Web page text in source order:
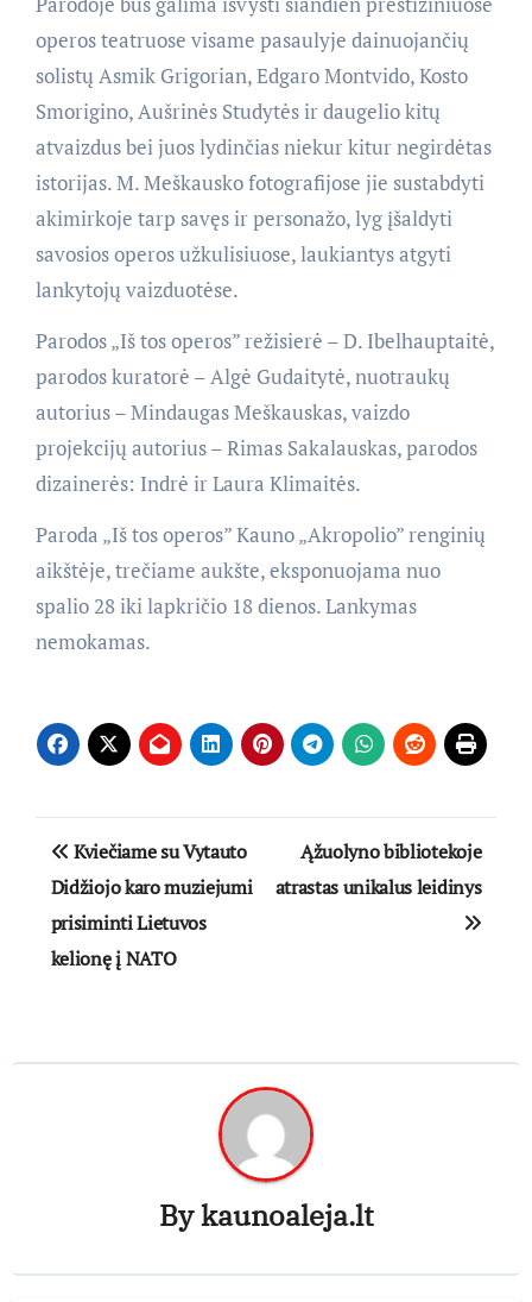
operos teatruose visame pasaulyje dainuojančių
solistų Asmik Grigorian, Edgaro Montvido, Kosto
Smorigino, Aušrinės Studytės ir daugelio kitų
atvaizdus bei juos lydinčias niekur kitur negirdėtas
istorijas. M. Meškausko fotografijose jie sustabdyti
akimirkoje tarp savęs ir personažo, lyg įšaldyti
savosios operos užkulisiuose, laukiantys atgyti
lankytojų vaizduotėse.
Parodos „Iš tos operos” režisierė – D. Ibelhauptaitė,
parodos kuratorė – Algė Gudaitytė, nuotraukų
autorius – Mindaugas Meškauskas, vaizdo
projekcijų autorius – Rimas Sakalauskas, parodos
dizainerės: Indrė ir Laura Klimaitės.
Paroda „Iš tos operos” Kauno „Akropolio” renginių
aikštėje, trečiame aukšte, eksponuojama nuo
spalio 28 iki lapkričio 18 dienos. Lankymas
nemokamas.
Navigacija
tarp
įrašų
Kviečiame su Vytauto
Didžiojo karo muziejumi
prisiminti Lietuvos
kelionę į NATO
Ąžuolyno bibliotekoje
atrastas unikalus leidinys
Bykaunoaleja.lt